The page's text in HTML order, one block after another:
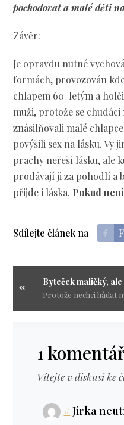
pochodovat a malé děti
Závěr:
Je opravdu nutné
formách, provozován
chlapem 60-letým a
muži, protože se
znásilňovali malé
povýšili sex na lásku. Vy
prachy neřeší lásku, ale
prodávají ji za pohodlí a
přijde i láska. Pokud
Sdílejte článek na
Byteček maličký,
1
Vítejte v diskusi ke
#Jirka